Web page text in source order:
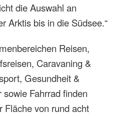
die Auswahl an
Arktis bis in die Südsee.“
Reisen,
Caravaning &
Gesundheit &
Fahrrad finden
Fläche von rund acht